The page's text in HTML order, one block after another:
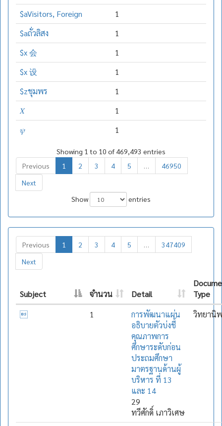
$aVisitors, Foreign
1
$aถั่วลิสง
1
$x 会
1
$x 设
1
$zชุมพร
1
𝑋
1
𝜓
1
Showing 1 to 10 of 469,493 entries
Previous
1 2 3 4 5 …
46950
Next
Show
entries
Previous 1 2 3 4 5 …
347409
Next
Subject จำนวน Detail
Type

1
การพัฒนาแผ่น
อธิบายตัวบ่งชี้
คุณภาพการ
ศึกษาระดับก่อน
ประถมศึกษา
มาตรฐานด้านผู้
บริหาร ที่ 13
และ 14
29
ทวีศักดิ์ เภาวิเศษ
วิทยานิ